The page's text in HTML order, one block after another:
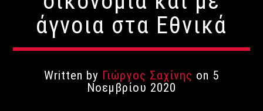
άγνοια στα Εθνικά
Written by Γιώργος Σαχίνης on 5
Νοεμβρίου 2020